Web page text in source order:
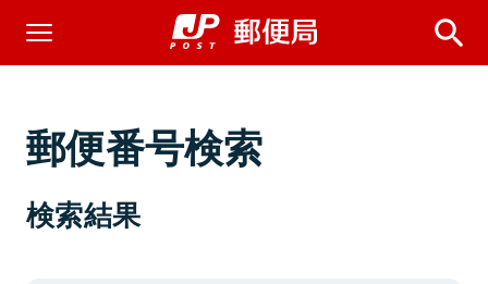
郵便番号検索
検索結果